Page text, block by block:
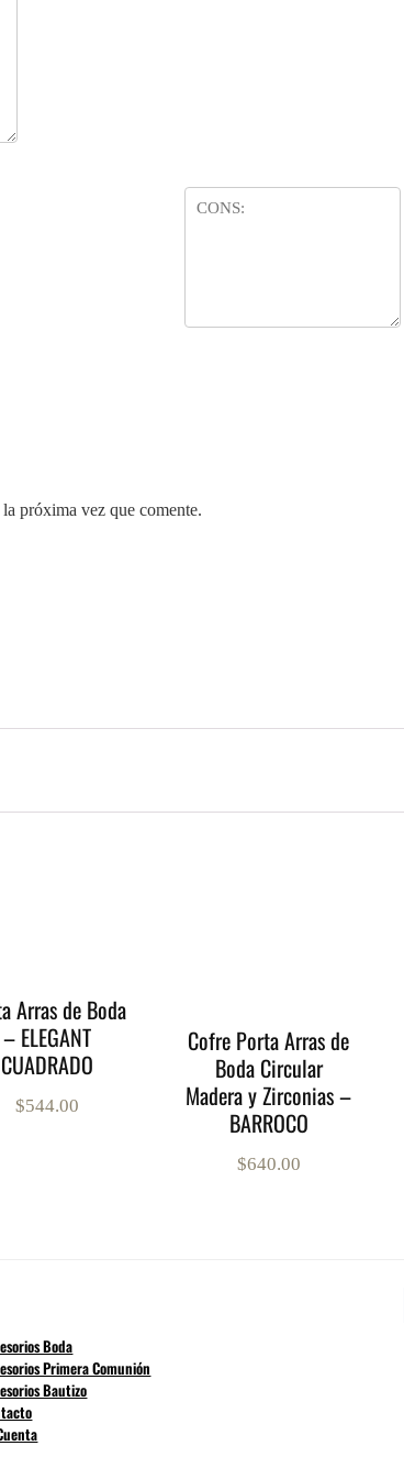
próxima vez que comente.
Arras de Boda
– ELEGANT
CUADRADO
$544.00
Cofre Porta Arras de
Boda Circular
Madera y Zirconias –
BARROCO
$640.00
Boda
Primera Comunión
Bautizo